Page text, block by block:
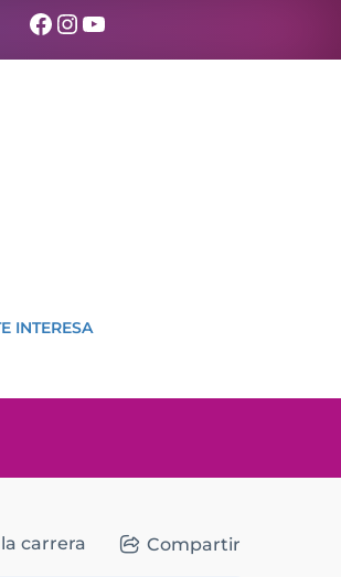
Facebook
Instagram
YouTube
INTERESA
carrera Compartir